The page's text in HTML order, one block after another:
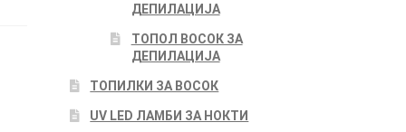
ДЕПИЛАЦИЈА
ТОПОЛ ВОСОК ЗА
ДЕПИЛАЦИЈА
ТОПИЛКИ ЗА ВОСОК
UV LED ЛАМБИ ЗА НОКТИ